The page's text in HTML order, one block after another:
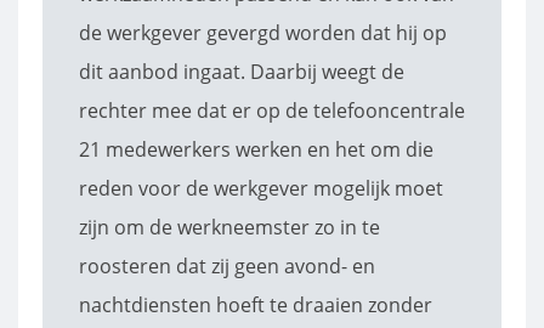
de werkgever gevergd worden dat hij op
dit aanbod ingaat. Daarbij weegt de
rechter mee dat er op de telefooncentrale
21 medewerkers werken en het om die
reden voor de werkgever mogelijk moet
zijn om de werkneemster zo in te
roosteren dat zij geen avond- en
nachtdiensten hoeft te draaien zonder